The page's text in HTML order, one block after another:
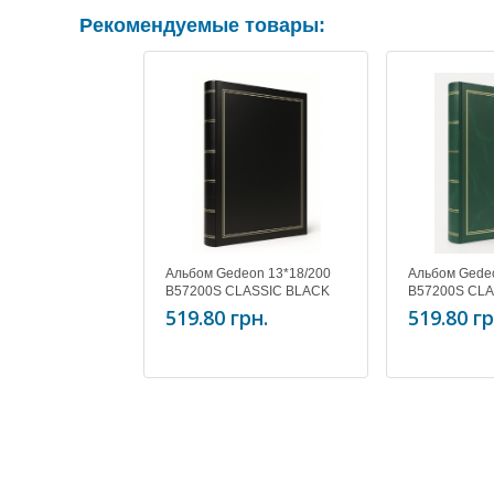
Рекомендуемые товары:
Альбом Gedeon 13*18/200
B57200S CLASSIC BLACK
519.80 грн.
Альбом
B57200S
519.80